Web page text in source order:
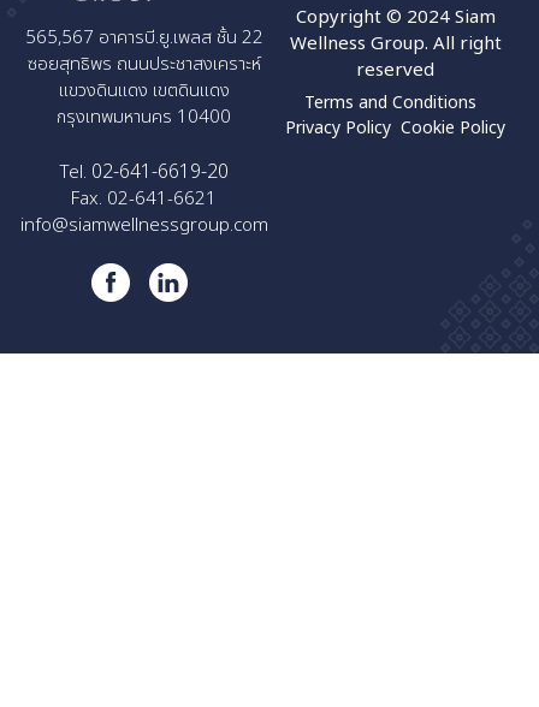
565,567 อาคารบี.ยู.เพลส ชั้น 22
ซอยสุทธิพร ถนนประชาสงเคราะห์
แขวงดินแดง เขตดินแดง
กรุงเทพมหานคร 10400
Tel. 02-641-6619-20
Fax. 02-641-6621
info@siamwellnessgroup.com
Copyright © 2024 Siam
Wellness Group. All right
reserved
Terms and Conditions
Privacy Policy Cookie Policy